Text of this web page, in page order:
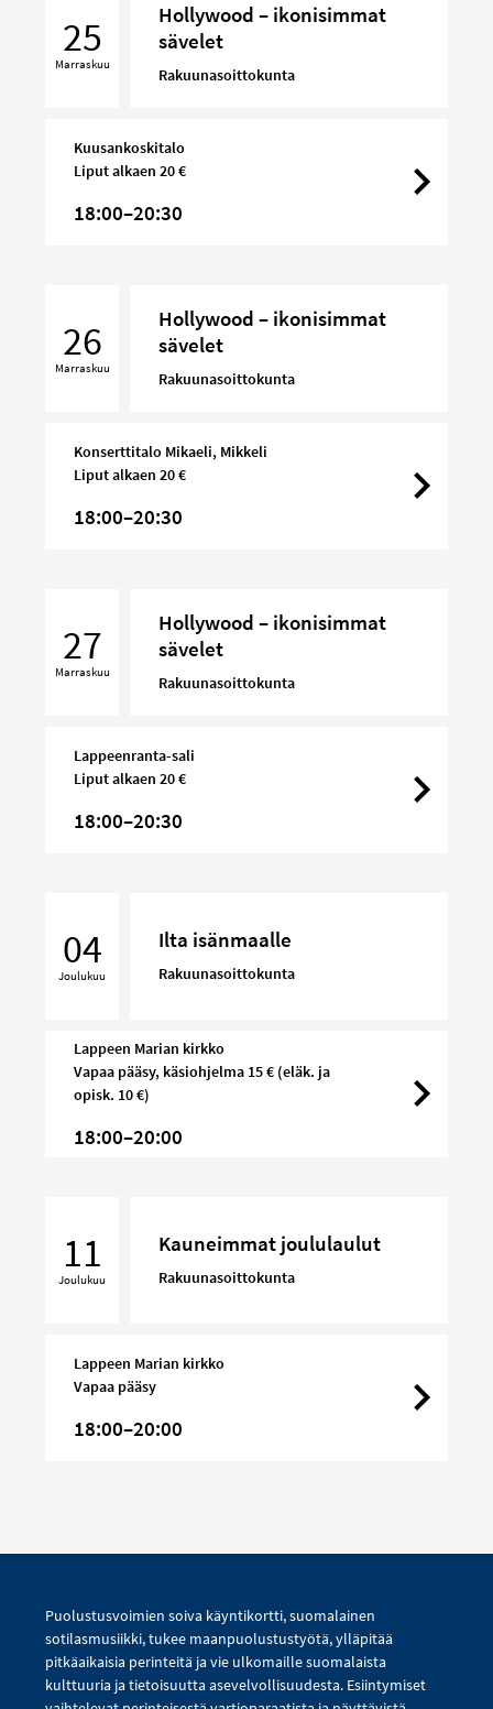
ikonisimmat
sävelet
25
Marraskuu
Hollywood – ikonisimmat
sävelet
Rakuunasoittokunta
Kuusankoskitalo
Liput alkaen 20 €
18:00–20:30
ikonisimmat
sävelet
26
Marraskuu
Hollywood – ikonisimmat
sävelet
Rakuunasoittokunta
Konserttitalo Mikaeli, Mikkeli
Liput alkaen 20 €
18:00–20:30
ikonisimmat
sävelet
27
Marraskuu
Hollywood – ikonisimmat
sävelet
Rakuunasoittokunta
Lappeenranta-sali
Liput alkaen 20 €
18:00–20:30
04
Joulukuu
Ilta isänmaalle
Rakuunasoittokunta
Lappeen Marian kirkko
Vapaa pääsy, käsiohjelma 15 € (eläk. ja
opisk. 10 €)
18:00–20:00
11
Joulukuu
Kauneimmat joululaulut
Rakuunasoittokunta
Lappeen Marian kirkko
Vapaa pääsy
18:00–20:00
Puolustusvoimien soiva käyntikortti, suomalainen
sotilasmusiikki, tukee maanpuolustustyötä, ylläpitää
pitkäaikaisia perinteitä ja vie ulkomaille suomalaista
kulttuuria ja tietoisuutta asevelvollisuudesta. Esiintymiset